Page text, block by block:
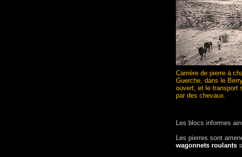
Les blocs informes
Les pierres sont
wagonnets roulants
Carrière de pierre à
Guerche, dans le
ouvert, et le transport
par des chevaux.